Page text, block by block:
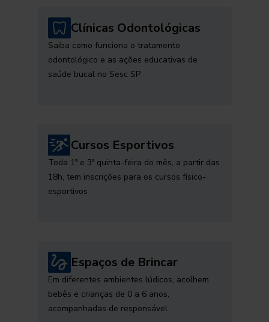
Clínicas Odontológicas
Saiba como funciona o tratamento
odontológico e as ações educativas de
saúde bucal no Sesc SP
Cursos Esportivos
Toda 1ª e 3ª quinta-feira do mês, a partir das
18h, tem inscrições para os cursos físico-
esportivos
Espaços de Brincar
Em diferentes ambientes lúdicos, acolhem
bebês e crianças de 0 a 6 anos,
acompanhadas de responsável